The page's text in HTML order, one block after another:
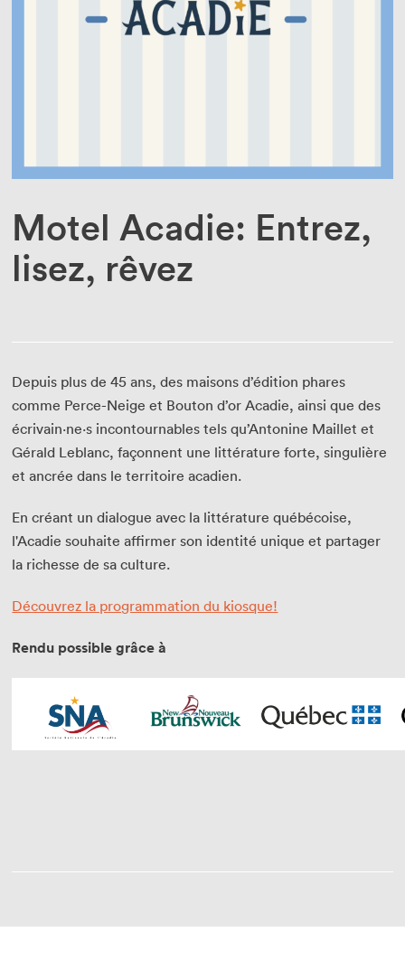
Enseignant·e·s
Motel Acadie: Entrez,
lisez, rêvez
Depuis plus de 45 ans, des maisons d’édition phares
comme Perce-Neige et Bouton d’or Acadie, ainsi que des
écrivain·ne·s incontournables tels qu’Antonine Maillet et
Gérald Leblanc, façonnent une littérature forte, singulière
et ancrée dans le territoire acadien.
En créant un dialogue avec la littérature québécoise,
l'Acadie souhaite affirmer son identité unique et partager
la richesse de sa culture.
Découvrez la programmation du kiosque!
Rendu possible grâce à